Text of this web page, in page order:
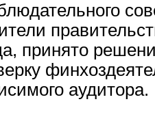
принято
аудитора.